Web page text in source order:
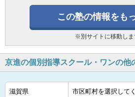
この塾の情報をも
※別サイトに移動しま
京進の個別指導スクール・ワンの他